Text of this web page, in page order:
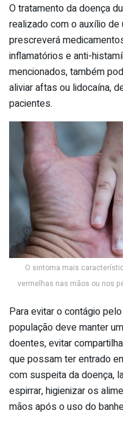
O tratamento da doença
realizado com o auxílio
prescreverá
inflamatórios e anti-
mencionados, também
aliviar aftas ou lidocaína,
pacientes.
O sintoma mais
vermelhas nas mãos ou nos
Para evitar o contágio
população deve manter
doentes, evitar
que possam ter entrado
com suspeita da doença,
espirrar, higienizar os
mãos após o uso do